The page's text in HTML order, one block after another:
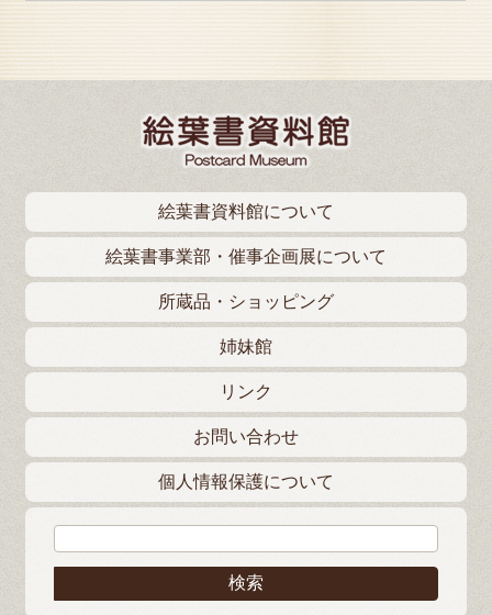
絵葉書資料館について
絵葉書事業部・催事企画展について
所蔵品・ショッピング
姉妹館
リンク
お問い合わせ
個人情報保護について